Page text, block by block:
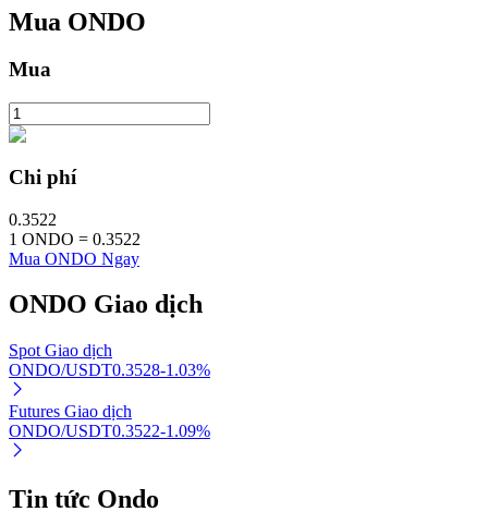
Đầu tư cố định và quản lý tài chính
Staking 101
Bitrue
AI
Mua ONDO
Mua
Chi phí
0.3522
1 ONDO = 0.3522
Mua ONDO Ngay
ONDO Giao dịch
Spot Giao dịch
ONDO/USDT0.3528-1.03%
Futures Giao dịch
ONDO/USDT0.3522-1.09%
Tin tức Ondo